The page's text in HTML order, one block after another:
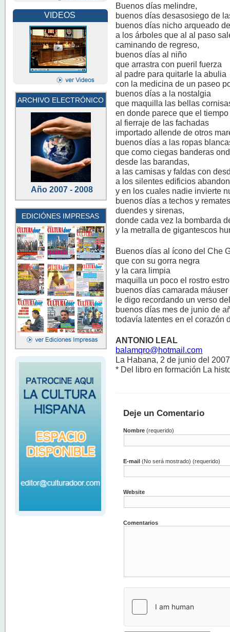
VIDEOS
ARCHIVO ELECTRÓNICO
Año 2007 - 2008
EDICIÓNES IMPRESAS
Buenos días melindre,
buenos días desasosiego de
buenos días nicho arqueado
a los árboles que al al paso
caminando de regreso,
buenos días al niño
que arrastra con pueril fuerza
al padre para quitarle la abulia
con la medicina de un paseo
buenos días a la nostalgia
que maquilla las bellas
en donde parece que el
al fierraje de las fachadas
importado allende de otros
buenos días a las ropas
que como ciegas banderas
desde las barandas,
a las camisas y faldas con
a los silentes edificios
y en los cuales nadie invierte
buenos días a techos y
duendes y sirenas,
donde cada vez la bombarda
y la metralla de gigantescos
Buenos días al ícono del Che
que con su gorra negra
y la cara limpia
maquilla un poco el rostro
buenos días camarada máuser
le digo recordando un verso
buenos días mes de junio de
todavía latentes en el corazón
ANTONIO LEAL
balamqro@hotmail.com
La Habana, 2 de junio del
* Del libro en formación La
Deje un Comentario
Nombre (requerido)
E-mail (No será mostrado) (requerido)
Website
Comentarios